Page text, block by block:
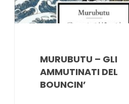
MURUBUTU – GLI
AMMUTINATI DEL
BOUNCIN’